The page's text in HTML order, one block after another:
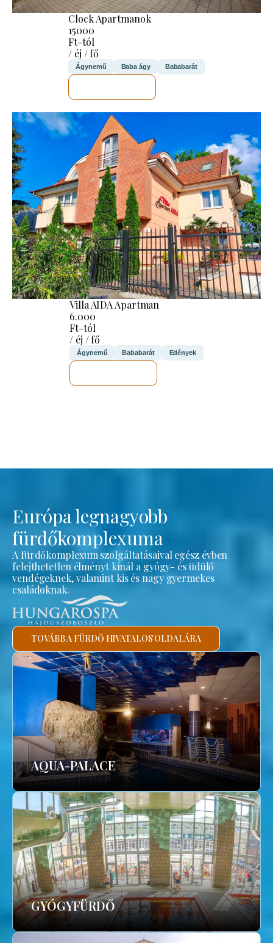
Clock Apartmanok
15000
Ft-tól
/ éj / fő
Ágynemű Baba ágy Bababarát
Villa AIDA Apartman
6.000
Ft-tól
/ éj / fő
Ágynemű Bababarát Edények
Európa legnagyobb
fürdőkomplexuma
A fürdőkomplexum szolgáltatásaival egész évben
felejthetetlen élményt kínál a gyógy- és üdülő
vendégeknek, valamint kis és nagy gyermekes
családoknak.
TOVÁBB A FÜRDŐ HIVATALOS OLDALÁRA
AQUA-PALACE
GYÓGYFÜRDŐ